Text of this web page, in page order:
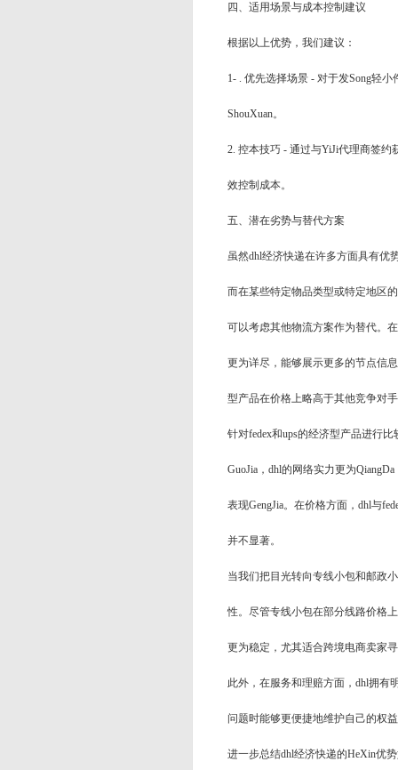
四、适用场景与成本控制建议
根据以上优势，我们建议：
1- . 优先选择场景 - 对于发Song轻
ShouXuan。
2. 控本技巧 - 通过与YiJi代理商签
效控制成本。
五、潜在劣势与替代方案
虽然dhl经济快递在许多方面具有优
而在某些特定物品类型或特定地区
可以考虑其他物流方案作为替代。
更为详尽，能够展示更多的节点信
型产品在价格上略高于其他竞争对
针对fedex和ups的经济型产品进行
GuoJia，dhl的网络实力更为
表现GengJia。在价格方面，dhl与
并不显著。
当我们把目光转向专线小包和邮政
性。尽管专线小包在部分线路价格
更为稳定，尤其适合跨境电商卖家
此外，在服务和理赔方面，dhl拥有
问题时能够更便捷地维护自己的权
进一步总结dhl经济快递的HeXin优